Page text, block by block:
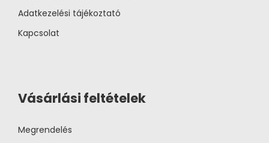
Adatkezelési tájékoztató
Kapcsolat
Vásárlási feltételek
Megrendelés